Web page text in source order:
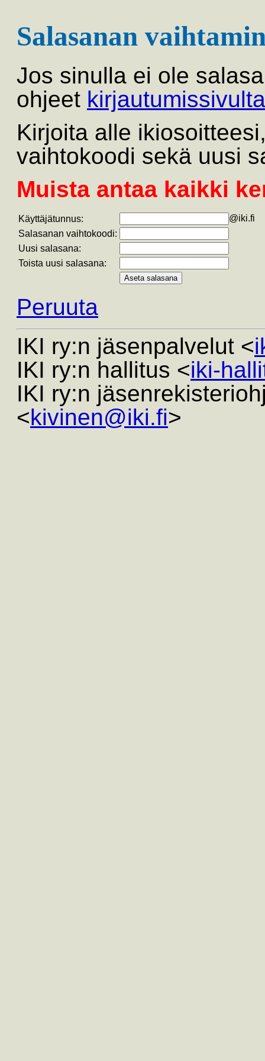
Salasanan
Jos sinulla ei ole
ohjeet kirjautumissivulta
Kirjoita alle
vaihtokoodi sekä uusi
Muista antaa kaikki
Käyttäjätunnus:
@iki.fi
Salasanan vaihtokoodi:
Uusi salasana:
Toista uusi salasana:
Peruuta
IKI ry:n jäsenpalvelut <
IKI ry:n hallitus <iki-
IKI ry:n
<kivinen@iki.fi>